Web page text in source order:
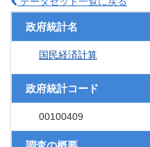
政府統計名
国民経済計算
政府統計コード
00100409